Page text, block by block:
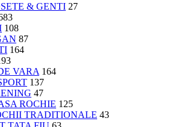
& GENTI 27
108
87
164
VARA 164
137
47
ROCHIE 125
TRADITIONALE 43